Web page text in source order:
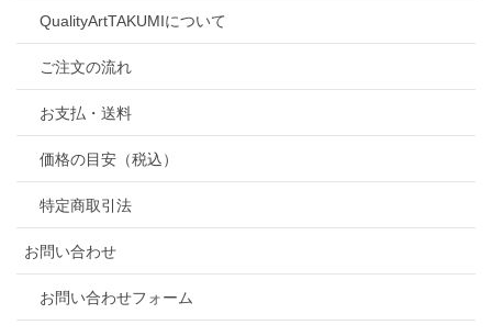
QualityArtTAKUMIについて
ご注文の流れ
お支払・送料
価格の目安（税込）
特定商取引法
お問い合わせ
お問い合わせフォーム